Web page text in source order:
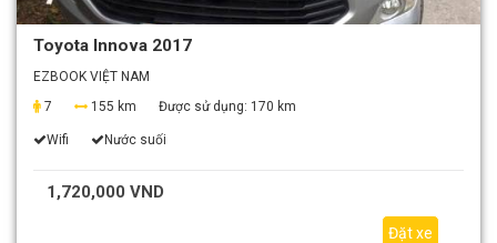
Toyota Innova 2017
EZBOOK VIỆT NAM
7
155 km Được sử dụng: 170 km
Wifi Nước suối
1,720,000 VND
Đặt xe